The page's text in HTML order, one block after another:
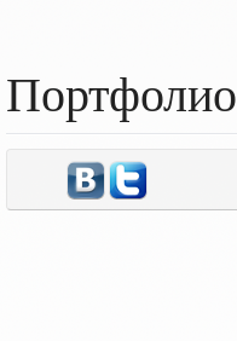
Портфолио